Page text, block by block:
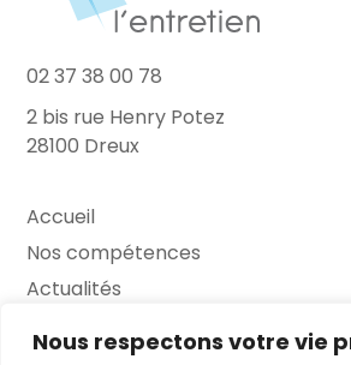
Nous respectons votre vie
02 37 38 00 78
2 bis rue Henry Potez
28100 Dreux
Accueil
Nos compétences
Actualités